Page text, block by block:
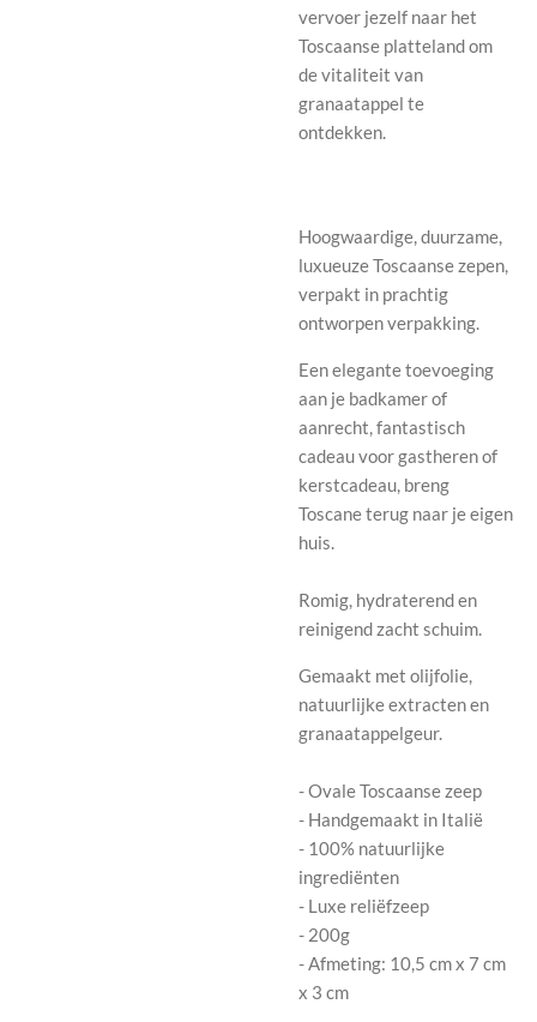
vervoer jezelf naar het
Toscaanse platteland om
de vitaliteit van
granaatappel te
ontdekken.
Hoogwaardige, duurzame,
luxueuze Toscaanse zepen,
verpakt in prachtig
ontworpen verpakking.
Een elegante toevoeging
aan je badkamer of
aanrecht, fantastisch
cadeau voor gastheren of
kerstcadeau, breng
Toscane terug naar je eigen
huis.
Romig, hydraterend en
reinigend zacht schuim.
Gemaakt met olijfolie,
natuurlijke extracten en
granaatappelgeur.
- Ovale Toscaanse zeep
- Handgemaakt in Italië
- 100% natuurlijke
ingrediënten
- Luxe reliëfzeep
- 200g
- Afmeting: 10,5 cm x 7 cm
x 3 cm